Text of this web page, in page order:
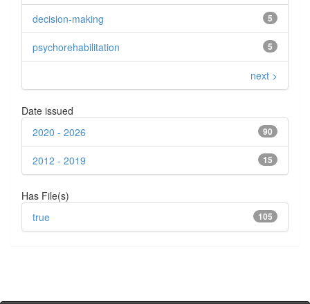
5
decision-making
5
psychorehabilitation
next >
Date issued
90
2020 - 2026
15
2012 - 2019
Has File(s)
105
true